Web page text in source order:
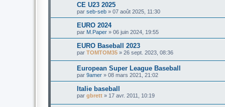
CE U23 2025
par seb-seb » 07 août 2025, 11:30
EURO 2024
par M.Paper » 06 juin 2024, 19:55
EURO Baseball 2023
par TOMTOM35 » 26 sept. 2023, 08:36
European Super League Baseball
par 9amer » 08 mars 2021, 21:02
Italie baseball
par gbrett » 17 avr. 2011, 10:19